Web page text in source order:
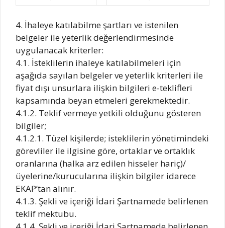
4. İhaleye katılabilme şartları ve istenilen
belgeler ile yeterlik değerlendirmesinde
uygulanacak kriterler:
4.1. İsteklilerin ihaleye katılabilmeleri için
aşağıda sayılan belgeler ve yeterlik kriterleri ile
fiyat dışı unsurlara ilişkin bilgileri e-teklifleri
kapsamında beyan etmeleri gerekmektedir.
4.1.2. Teklif vermeye yetkili olduğunu gösteren
bilgiler;
4.1.2.1. Tüzel kişilerde; isteklilerin yönetimindeki
görevliler ile ilgisine göre, ortaklar ve ortaklık
oranlarına (halka arz edilen hisseler hariç)/
üyelerine/kurucularına ilişkin bilgiler idarece
EKAP’tan alınır.
4.1.3. Şekli ve içeriği İdari Şartnamede belirlenen
teklif mektubu.